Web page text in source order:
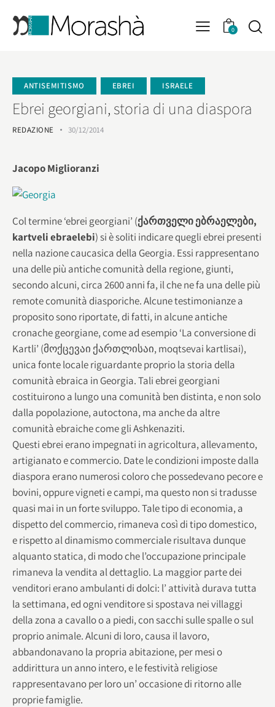
0
ANTISEMITISMO EBREI ISRAELE
Ebrei georgiani, storia di una diaspora
REDAZIONE 30/12/2014
Jacopo Miglioranzi
Col termine ‘ebrei georgiani’ (ქართველი ებრაელები,
kartveli ebraelebi) si è soliti indicare quegli ebrei presenti
nella nazione caucasica della Georgia. Essi rappresentano
una delle più antiche comunità della regione, giunti,
secondo alcuni, circa 2600 anni fa, il che ne fa una delle più
remote comunità diasporiche. Alcune testimonianze a
proposito sono riportate, di fatti, in alcune antiche
cronache georgiane, come ad esempio ‘La conversione di
Kartli’ (მოქცევაი ქართლისაი, moqtsevai kartlisai),
unica fonte locale riguardante proprio la storia della
comunità ebraica in Georgia. Tali ebrei georgiani
costituirono a lungo una comunità ben distinta, e non solo
dalla popolazione, autoctona, ma anche da altre
comunità ebraiche come gli Ashkenaziti.
Questi ebrei erano impegnati in agricoltura, allevamento,
artigianato e commercio. Date le condizioni imposte dalla
diaspora erano numerosi coloro che possedevano pecore e
bovini, oppure vigneti e campi, ma questo non si tradusse
quasi mai in un forte sviluppo. Tale tipo di economia, a
dispetto del commercio, rimaneva così di tipo domestico,
e rispetto al dinamismo commerciale risultava dunque
alquanto statica, di modo che l’occupazione principale
rimaneva la vendita al dettaglio. La maggior parte dei
venditori erano ambulanti di dolci: l’ attività durava tutta
la settimana, ed ogni venditore si spostava nei villaggi
della zona a cavallo o a piedi, con sacchi sulle spalle o sul
proprio animale. Alcuni di loro, causa il lavoro,
abbandonavano la propria abitazione, per mesi o
addirittura un anno intero, e le festività religiose
rappresentavano per loro un’ occasione di ritorno alle
proprie famiglie.